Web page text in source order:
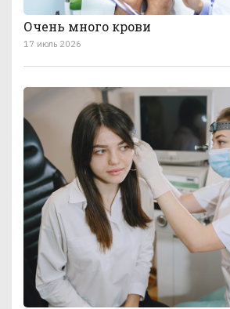
Очень много крови
17 июль 2026